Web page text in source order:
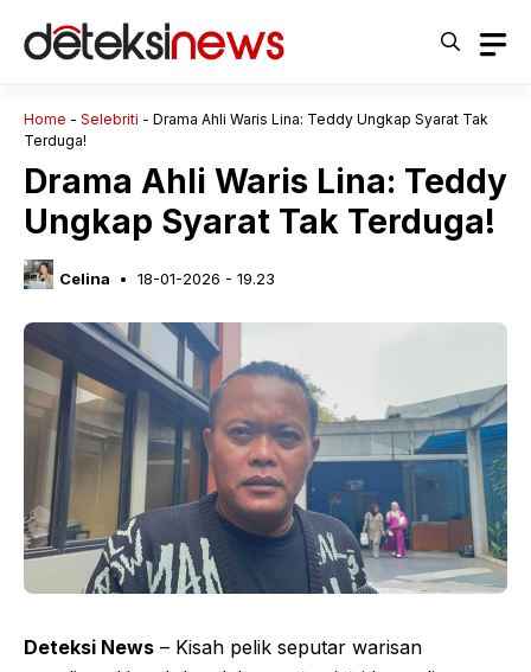
Home - Selebriti - Drama Ahli Waris Lina: Teddy Ungkap Syarat Tak
Terduga!
Drama Ahli Waris Lina: Teddy
Ungkap Syarat Tak Terduga!
Celina 18-01-2026 - 19.23
Deteksi News – Kisah pelik seputar warisan